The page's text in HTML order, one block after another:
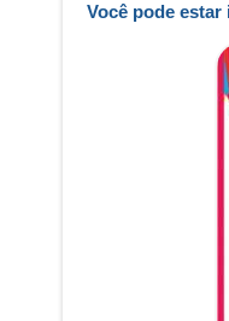
Você pode